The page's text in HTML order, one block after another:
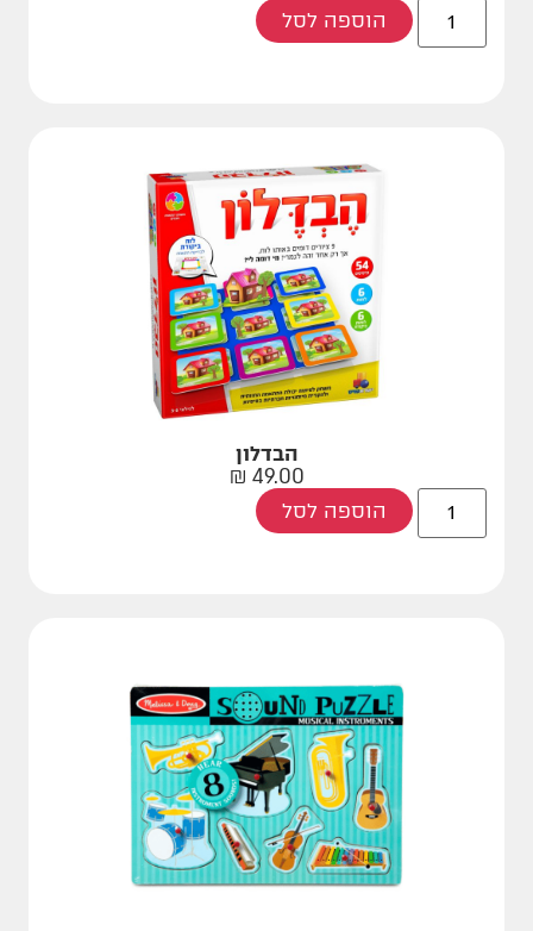
הוספה לסל
הבדלון
49.00
₪
הוספה לסל